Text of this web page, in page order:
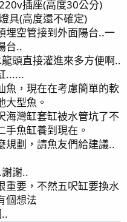
插座(高度30公分)
具(高度還不確定)
埋空管接到外面陽台..一
台..
頭直接灌進來多方便啊..
......
魚，現在在考慮簡單的軟
大型魚。
海灣缸套缸被水管坑了不
魚缸養到現在。
規劃，請魚友們給建議..
謝..
重要，不然五呎缸要換水
個想法